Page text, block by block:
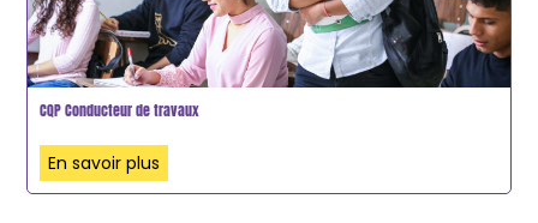
CQP Conducteur de travaux
En savoir plus